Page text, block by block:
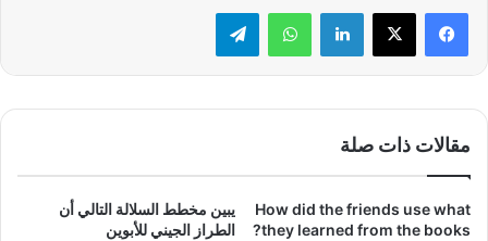
لينكدإن واتساب تيلقرام
مقالات ذات صلة
How did the friends use what
they learned from the books?
يبين مخطط السلالة التالي أن
الطراز الجيني للأبوين